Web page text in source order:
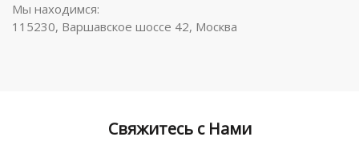
Мы находимся:
115230, Варшавское шоссе 42, Москва
Свяжитесь с Нами